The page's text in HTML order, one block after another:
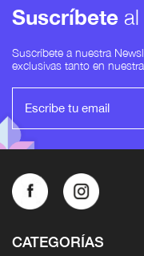
Suscríbete
Suscríbete a nuestra
exclusivas tanto en
CATEGORÍAS